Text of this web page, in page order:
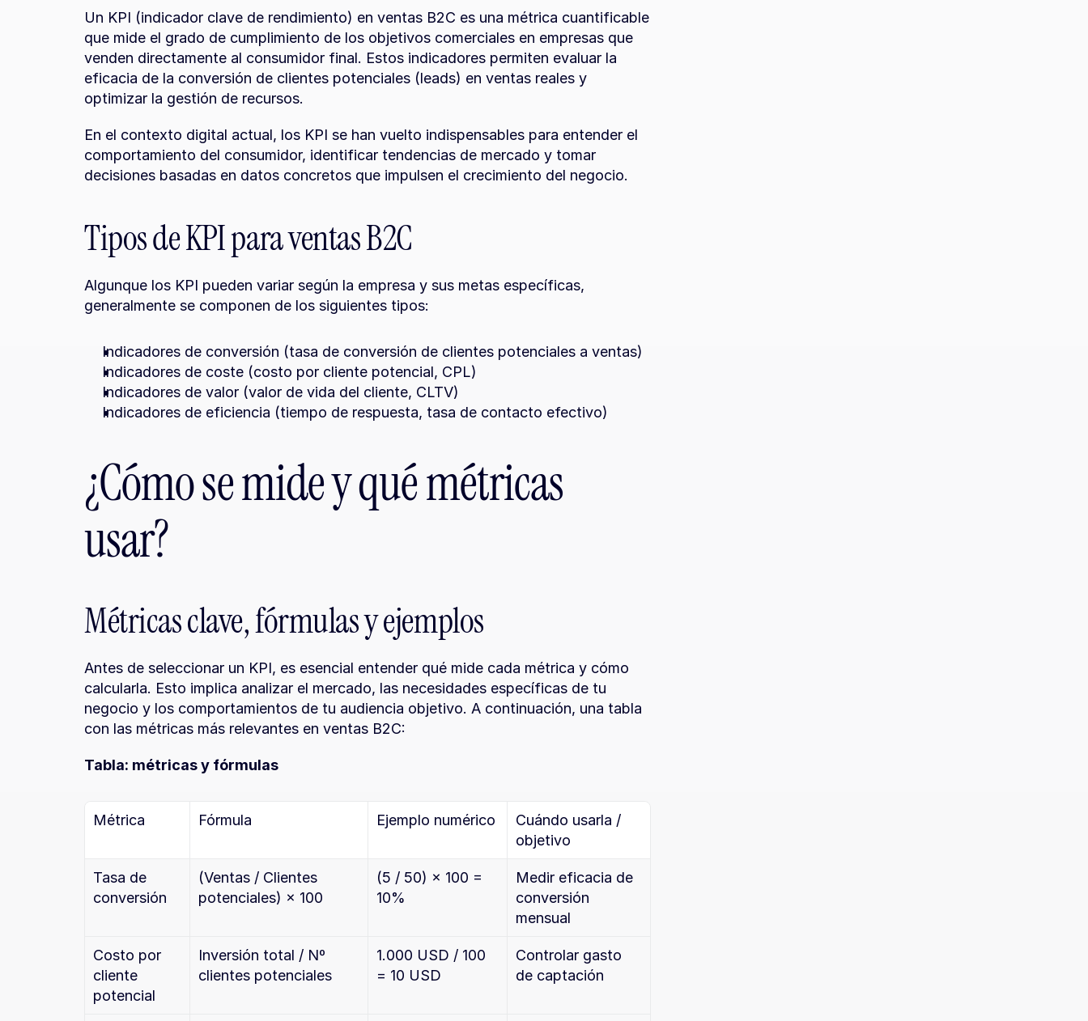
Un KPI (indicador clave de rendimiento) en ventas B2C es una métrica cuantificable
que mide el grado de cumplimiento de los objetivos comerciales en empresas que
venden directamente al consumidor final. Estos indicadores permiten evaluar la
eficacia de la conversión de clientes potenciales (leads) en ventas reales y
optimizar la gestión de recursos.
En el contexto digital actual, los KPI se han vuelto indispensables para entender el
comportamiento del consumidor, identificar tendencias de mercado y tomar
decisiones basadas en datos concretos que impulsen el crecimiento del negocio.
Tipos de KPI para ventas B2C
Algunque los KPI pueden variar según la empresa y sus metas específicas,
generalmente se componen de los siguientes tipos:
Indicadores de conversión (tasa de conversión de clientes potenciales a ventas)
Indicadores de coste (costo por cliente potencial, CPL)
Indicadores de valor (valor de vida del cliente, CLTV)
Indicadores de eficiencia (tiempo de respuesta, tasa de contacto efectivo)
¿Cómo se mide y qué métricas
usar?
Métricas clave, fórmulas y ejemplos
Antes de seleccionar un KPI, es esencial entender qué mide cada métrica y cómo
calcularla. Esto implica analizar el mercado, las necesidades específicas de tu
negocio y los comportamientos de tu audiencia objetivo. A continuación, una tabla
con las métricas más relevantes en ventas B2C:
Tabla: métricas y fórmulas
Métrica Fórmula Ejemplo numérico
Cuándo usarla /
objetivo
Tasa de
conversión
(Ventas / Clientes
potenciales) × 100
(5 / 50) × 100 =
10%
Medir eficacia de
conversión
mensual
Costo por
cliente
potencial
Inversión total / Nº
clientes potenciales
1.000 USD / 100
= 10 USD
Controlar gasto
de captación